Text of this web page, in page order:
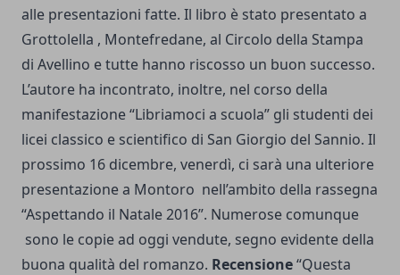
alle presentazioni fatte. Il libro è stato presentato a
Grottolella , Montefredane, al Circolo della Stampa
di Avellino e tutte hanno riscosso un buon successo.
L’autore ha incontrato, inoltre, nel corso della
manifestazione “Libriamoci a scuola” gli studenti dei
licei classico e scientifico di San Giorgio del Sannio. Il
prossimo 16 dicembre, venerdì, ci sarà una ulteriore
presentazione a Montoro nell’ambito della rassegna
“Aspettando il Natale 2016”. Numerose comunque
sono le copie ad oggi vendute, segno evidente della
buona qualità del romanzo. Recensione“Questa